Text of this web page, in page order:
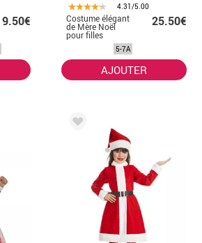
9.50€
4.31/5.00
Costume élégant
de Mère Noël
pour filles
25.50€
5-7A
AJOUTER